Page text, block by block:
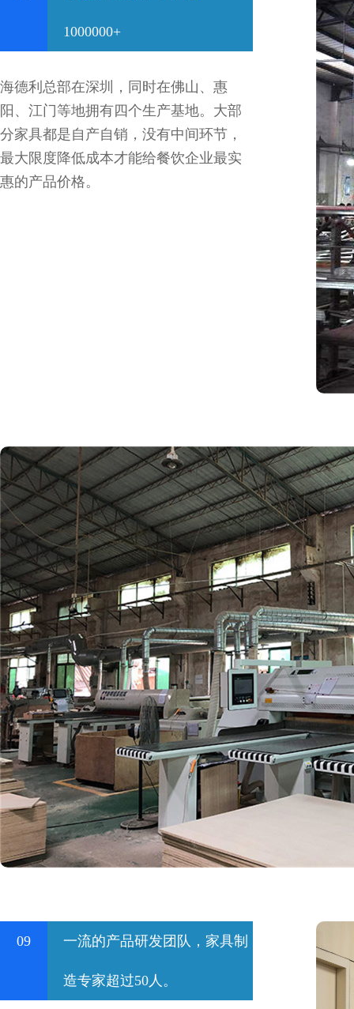
1000000+
海德利总部在深圳，同时在佛山、惠
阳、江门等地拥有四个生产基地。大部
分家具都是自产自销，没有中间环节，
最大限度降低成本才能给餐饮企业最实
惠的产品价格。
09 一流的产品研发团队，家具制
造专家超过50人。